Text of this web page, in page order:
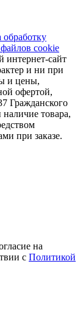
обработку
cookie
сайт
и ни при
и цены,
офертой,
Гражданского
товара,
при заказе.
на
с Политикой